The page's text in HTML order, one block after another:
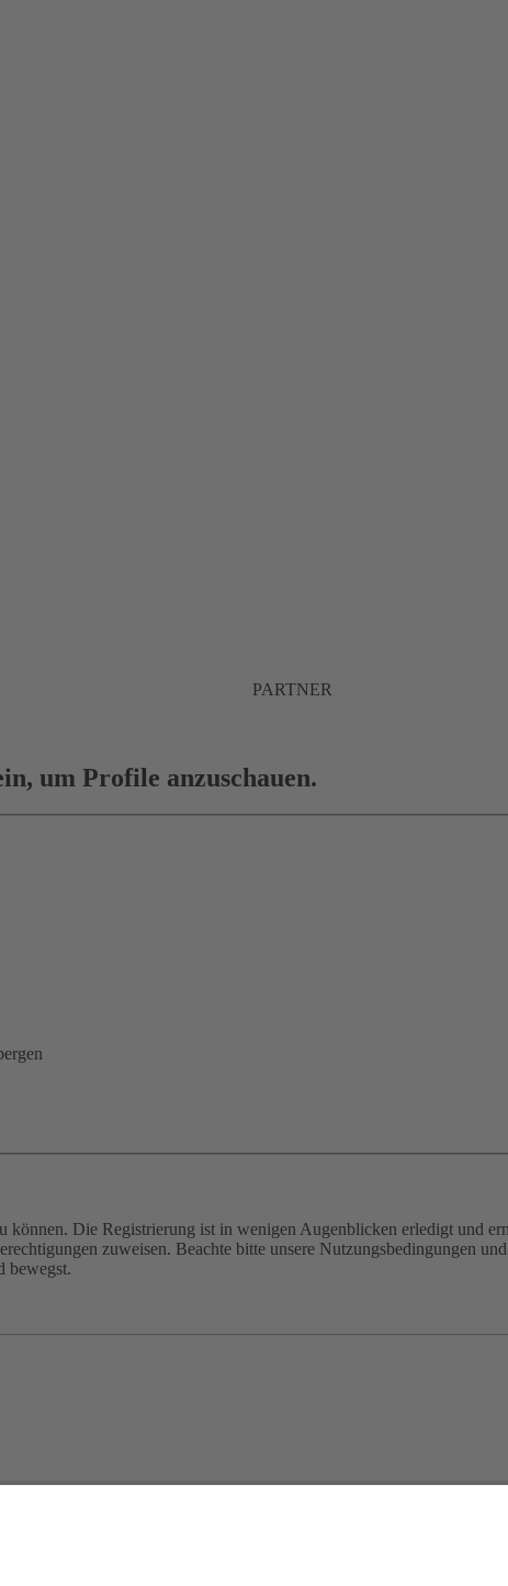
PARTNER
um Profile anzuschauen.
können. Die Registrierung ist in wenigen Augenblicken erledigt und
zuweisen. Beachte bitte unsere Nutzungsbedingungen
bewegst.